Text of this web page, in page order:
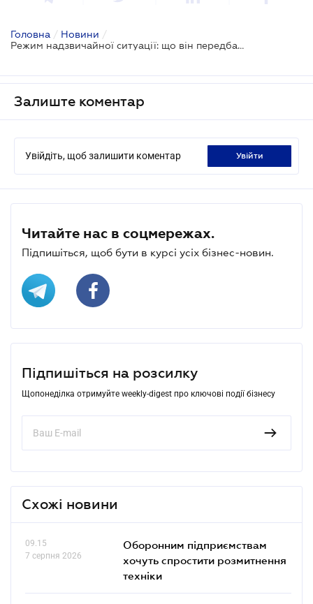
Головна / Новини /
Режим надзвичайної ситуації: що він передбачає
Залиште коментар
Увійдіть, щоб залишити коментар увійти
Читайте нас в соцмережах.
Підпишіться, щоб бути в курсі усіх бізнес-новин.
Підпишіться на розсилку
Щопонеділка отримуйте weekly-digest про ключові події бізнесу
Схожі новини
09.15
7 серпня 2026
Оборонним підприємствам
хочуть спростити розмитнення
техніки